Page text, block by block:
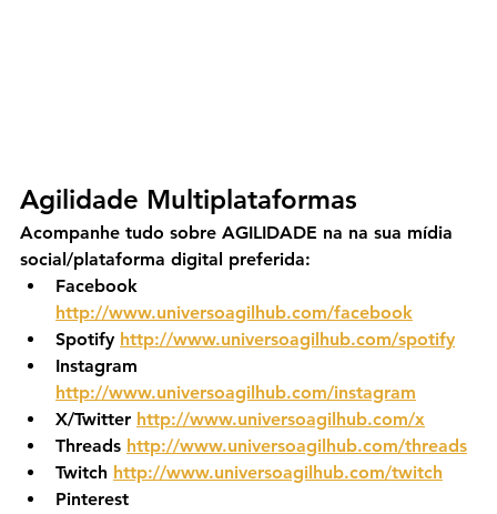
Agilidade Multiplataformas
Acompanhe tudo sobre AGILIDADE na na sua mídia
social/plataforma digital preferida:
Facebook
http://www.universoagilhub.com/facebook
Spotify http://www.universoagilhub.com/spotify
Instagram
http://www.universoagilhub.com/instagram
X/Twitter http://www.universoagilhub.com/x
Threads http://www.universoagilhub.com/threads
Twitch http://www.universoagilhub.com/twitch
Pinterest